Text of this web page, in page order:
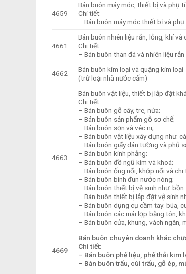
4659
Bán buôn máy móc, thiết bị và phụ
Chi tiết:
– Bán buôn máy móc thiết bị và
4661
Bán buôn nhiên liệu rắn, lỏng, khí và
Chi tiết:
– Bán buôn than đá và nhiên liệu rắn
4662
Bán buôn kim loại và quặng kim loại
(trừ loại nhà nước cấm)
4663
Bán buôn vật liệu, thiết bị lắp đặt
Chi tiết:
– Bán buôn gỗ cây, tre, nứa;
– Bán buôn sản phẩm gỗ sơ chế;
– Bán buôn sơn và véc ni;
– Bán buôn vật liệu xây dựng như:
– Bán buôn giấy dán tường và phủ
– Bán buôn kính phẳng;
– Bán buôn đồ ngũ kim và khoá;
– Bán buôn ống nối, khớp nối và
– Bán buôn bình đun nước nóng;
– Bán buôn thiết bị vệ sinh như:
– Bán buôn thiết bị lắp đặt vệ sinh
– Bán buôn dụng cụ cầm tay: búa,
– Bán buôn các mái lợp bằng tôn,
– Bán buôn cửa, khung, vách ngăn,
4669
Bán buôn chuyên doanh khác
Chi tiết:
– Bán buôn phế liệu, phế thải kim
– Bán buôn trấu, cùi trấu, gỗ ép,